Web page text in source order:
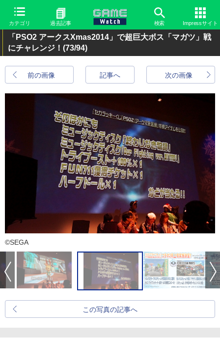
カテゴリ 過去記事 検索 Impressサイト
「PSO2 アークスXmas2014」で超巨大ボス「マガツ」戦
にチャレンジ！ (73/94)
前の画像 次の画像
記事へ
©SEGA
この写真の記事へ